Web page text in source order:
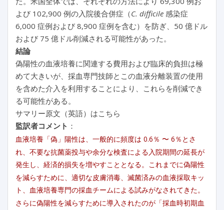
よび 102,900 例の入院後合併症（C. difficile 感染症
6,000 症例および 8,900 症例を含む）を防ぎ、50 億ドル
および 75 億ドル削減される可能性があった。
結論
偽陽性の血液培養に関連する費用および臨床的負担は極
めて大きいが、採血専門技師とこの血液分離装置の使用
を含めた介入を利用することにより、これらを削減でき
る可能性がある。
サマリー原文（英語）はこちら
監訳者コメント ：
血液培養「偽」陽性は、一般的に頻度は 0.6％ 〜 6％とさ
れ、不要な抗菌薬投与や余分な検査による入院期間の延長が
発生し、経済的損失を増やすこととなる。これまでに偽陽性
を減らすために、適切な皮膚消毒、滅菌済みの血液採取キッ
ト、血液培養専門の採血チームによる試みがなされてきた。
さらに偽陽性を減らすために導入されたのが「採血時初期血